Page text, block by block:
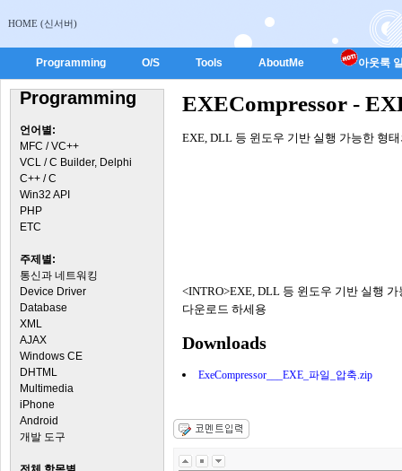
HOME (신서버)
Programming O/S Tools AboutMe 아웃룩
Programming
언어별:
MFC / VC++
VCL / C Builder, Delphi
C++ / C
Win32 API
PHP
ETC
주제별:
통신과 네트워킹
Device Driver
Database
XML
AJAX
Windows CE
DHTML
Multimedia
iPhone
Android
개발 도구
EXECompressor -
EXE, DLL 등 윈도우 기반 실행 가능한 형
<INTRO>EXE, DLL 등 윈도우 기반 실행
다운로드 하세용
Downloads
ExeCompressor___EXE_파일_압축.zip